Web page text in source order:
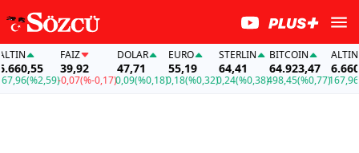
(%2,59)
FAİZ
39,92
-0,07(%-0,17)
DOLAR
47,71
0,09(%0,18)
EURO
55,19
0,18(%0,32)
STERLIN
64,41
0,24(%0,38)
BITCOIN
64.923,47
498,45(%0,77)
ALTIN
167,96